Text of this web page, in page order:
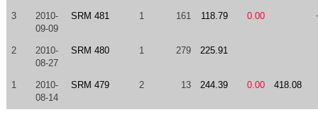
3
2010-
09-09
SRM 481 1 161 118.79 0.00
2
2010-
08-27
SRM 480 1 279 225.91
1
2010-
08-14
SRM 479 2 13 244.39 0.00 418.08